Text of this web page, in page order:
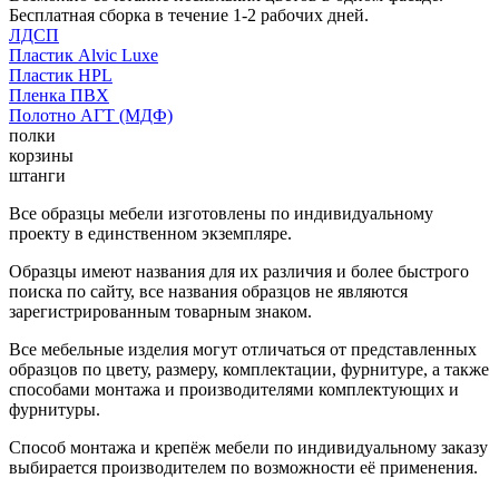
Бесплатная сборка в течение 1-2 рабочих дней.
ЛДСП
Пластик Alvic Luxe
Пластик HPL
Пленка ПВХ
Полотно АГТ (МДФ)
полки
корзины
штанги
Все образцы мебели изготовлены по индивидуальному
проекту в единственном экземпляре.
Образцы имеют названия для их различия и более быстрого
поиска по сайту, все названия образцов не являются
зарегистрированным товарным знаком.
Все мебельные изделия могут отличаться от представленных
образцов по цвету, размеру, комплектации, фурнитуре, а также
способами монтажа и производителями комплектующих и
фурнитуры.
Способ монтажа и крепёж мебели по индивидуальному заказу
выбирается производителем по возможности её применения.